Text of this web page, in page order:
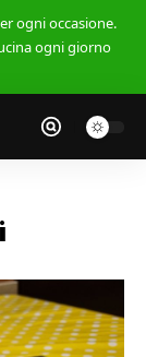
ogni occasione.
ogni giorno